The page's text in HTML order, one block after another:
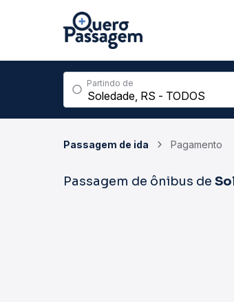
Partindo de
Passagem de ida Pagamento
Passagem de ônibus de